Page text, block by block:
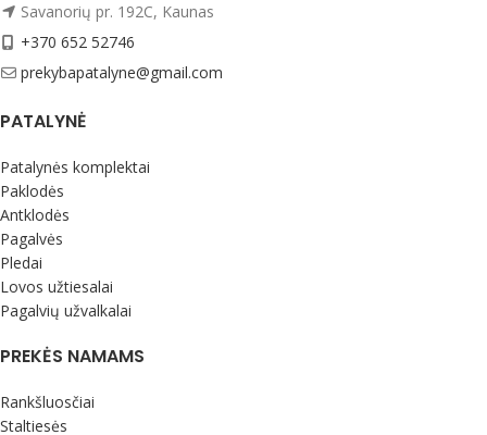
spalvų skalbiniais.
Rekomenduojame naudoti
tausojantį medvilninių audinių
skalbiklį
Medvilninių, lininių audinių
skalbiklis TENETEX
Savanorių pr. 192C, Kaunas
+370 652 52746
prekybapatalyne@gmail.com
PATALYNĖ
Patalynės komplektai
Paklodės
Antklodės
Pagalvės
Pledai
Lovos užtiesalai
Pagalvių užvalkalai
PREKĖS NAMAMS
Rankšluosčiai
Staltiesės